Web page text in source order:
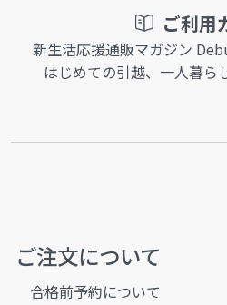
ご利用
新生活応援通販マガジン
はじめての引越、一人暮ら
ご注文について
合格前予約について